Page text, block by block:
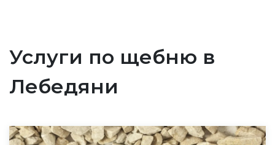
Услуги по щебню в
Лебедяни